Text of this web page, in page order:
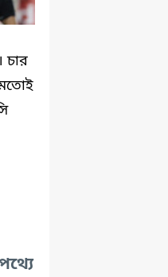
চার
মতোই